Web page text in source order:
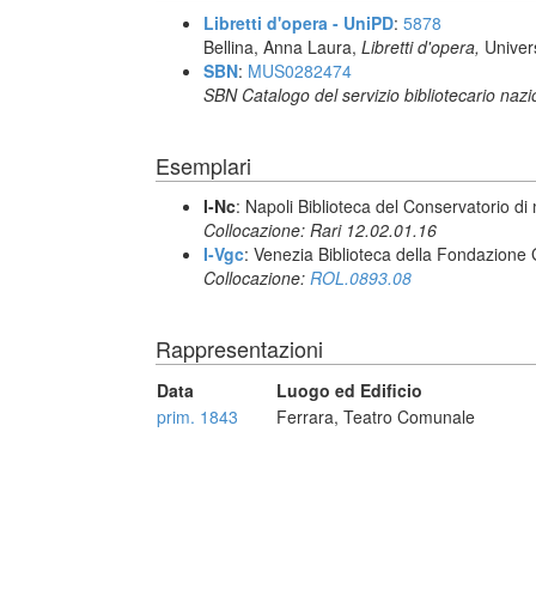
Libretti d'opera - UniPD: 5878
Bellina, Anna Laura, Libretti d'opera,
SBN: MUS0282474
SBN Catalogo del servizio bibliotecario
Esemplari
I-Nc: Napoli Biblioteca del Conservatorio
Collocazione: Rari 12.02.01.16
I-Vgc: Venezia Biblioteca della Fondazione
Collocazione: ROL.0893.08
Rappresentazioni
Data
Luogo ed Edificio
prim. 1843
Ferrara, Teatro Comunale